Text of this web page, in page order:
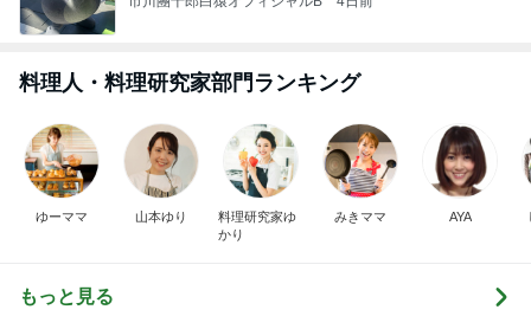
料理人・料理研究家部門ランキング
ゆーママ 山本ゆり
料理研究家ゆ
かり
みきママ AYA
もっと見る